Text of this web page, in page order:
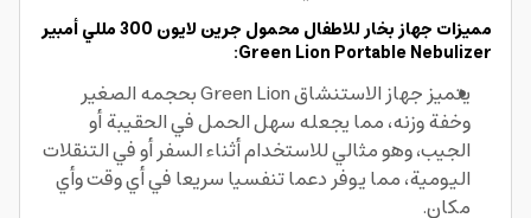
مميزات جهاز بخار للاطفال محمول جرين لايون 300 مللي أمبير
Green Lion Portable Nebulizer:
يتميز جهاز الاستنشاق Green Lion بحجمه الصغير
وخفة وزنه، مما يجعله سهل الحمل في الحقيبة أو
الجيب، وهو مثالي للاستخدام أثناء السفر أو في التنقلات
اليومية، مما يوفر دعما تنفسيا سريعا في أي وقت وأي
مكان.